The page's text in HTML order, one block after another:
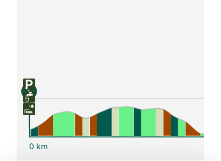
S
0 km